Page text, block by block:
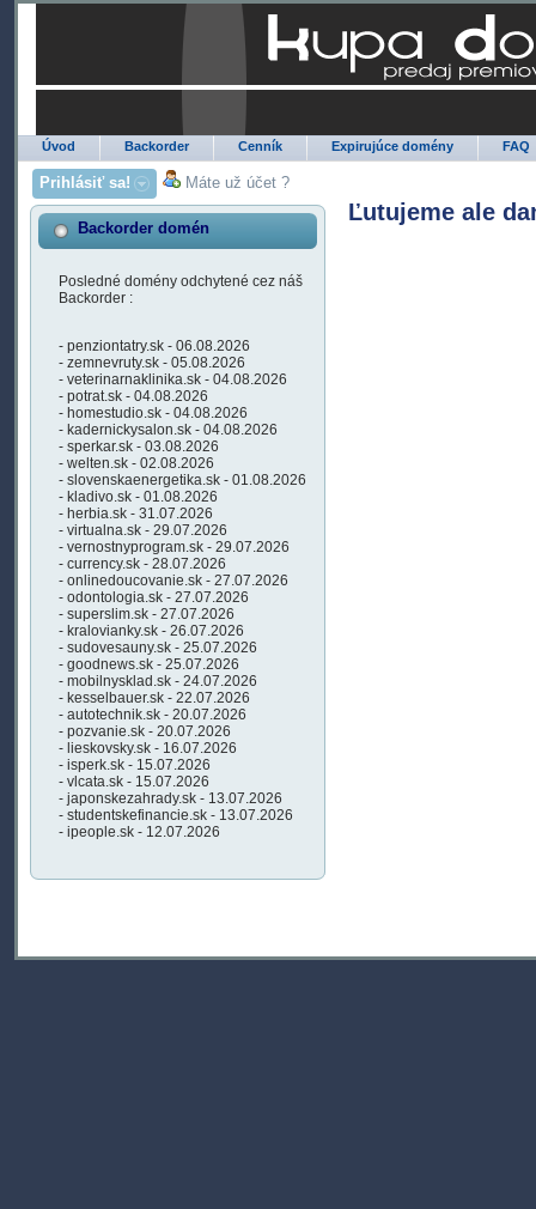
Úvod Backorder Cenník Expirujúce domény FAQ
Prihlásiť sa! Máte už účet ?
Backorder domén
Posledné domény odchytené cez náš
Backorder :
- penziontatry.sk - 06.08.2026
- zemnevruty.sk - 05.08.2026
- veterinarnaklinika.sk - 04.08.2026
- potrat.sk - 04.08.2026
- homestudio.sk - 04.08.2026
- kadernickysalon.sk - 04.08.2026
- sperkar.sk - 03.08.2026
- welten.sk - 02.08.2026
- slovenskaenergetika.sk - 01.08.2026
- kladivo.sk - 01.08.2026
- herbia.sk - 31.07.2026
- virtualna.sk - 29.07.2026
- vernostnyprogram.sk - 29.07.2026
- currency.sk - 28.07.2026
- onlinedoucovanie.sk - 27.07.2026
- odontologia.sk - 27.07.2026
- superslim.sk - 27.07.2026
- kralovianky.sk - 26.07.2026
- sudovesauny.sk - 25.07.2026
- goodnews.sk - 25.07.2026
- mobilnysklad.sk - 24.07.2026
- kesselbauer.sk - 22.07.2026
- autotechnik.sk - 20.07.2026
- pozvanie.sk - 20.07.2026
- lieskovsky.sk - 16.07.2026
- isperk.sk - 15.07.2026
- vlcata.sk - 15.07.2026
- japonskezahrady.sk - 13.07.2026
- studentskefinancie.sk - 13.07.2026
- ipeople.sk - 12.07.2026
Ľutujeme ale